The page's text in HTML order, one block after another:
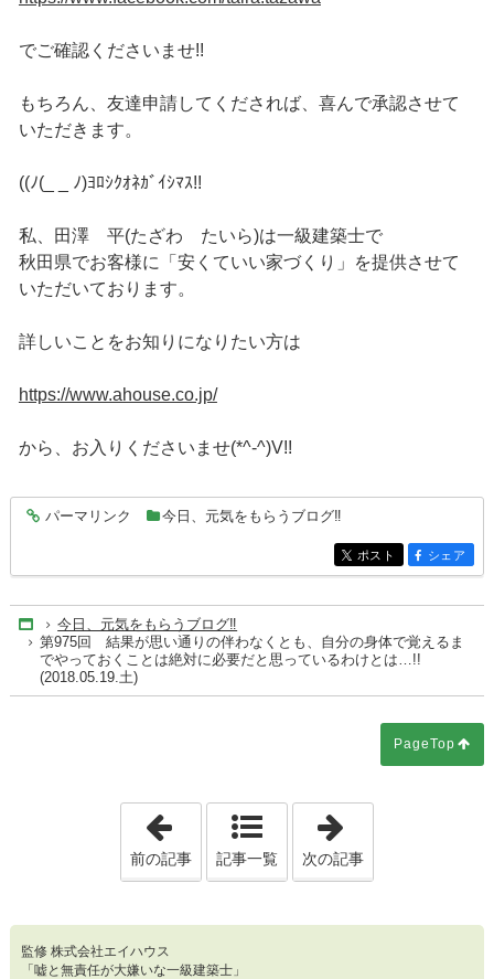
でご確認くださいませ!!
もちろん、友達申請してくだされば、喜んで承認させて
いただきます。
((ﾉ(_ _ ﾉ)ﾖﾛｼｸｵﾈｶﾞｲｼﾏｽ!!
私、田澤 平(たざわ たいら)は一級建築士で
秋田県でお客様に「安くていい家づくり」を提供させて
いただいております。
詳しいことをお知りになりたい方は
https://www.ahouse.co.jp/
から、お入りくださいませ(*^-^)V!!
entry4330
パーマリンク 今日、元気をもらうブログ‼
entry4330
ポスト entry4330
シェア
Home
今日、元気をもらうブログ‼
第975回 結果が思い通りの伴わなくとも、自分の身体で覚えるま
でやっておくことは絶対に必要だと思っているわけとは…!!
(2018.05.19.土)
PageTop
「第974回 プロ同士の「勝負」になる
前の記事 記事一覧 次の記事
監修 株式会社エイハウス
「嘘と無責任が大嫌いな一級建築士」